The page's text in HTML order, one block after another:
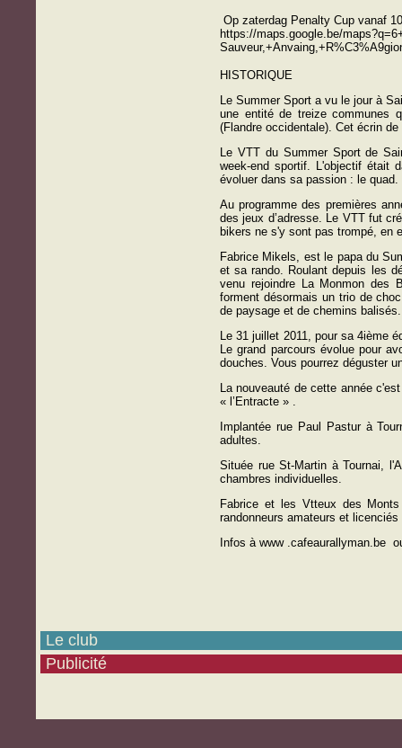
Op zaterdag Penalty Cup vanaf
https://maps.google.be/
HISTORIQUE
Le Summer Sport a vu le jour à
une entité de treize communes
(Flandre occidentale). Cet écrin
Le VTT du Summer Sport de
week-end sportif. L'objectif était
évoluer dans sa passion : le quad.
Au programme des premières
des jeux d’adresse. Le VTT fut
bikers ne s'y sont pas trompé, en
Fabrice Mikels, est le papa du
et sa rando. Roulant depuis les
venu rejoindre La Monmon des
forment désormais un trio de
de paysage et de chemins balisés.
Le 31 juillet 2011, pour sa 4ième
Le grand parcours évolue pour
douches. Vous pourrez déguster
La nouveauté de cette année
« l’Entracte » .
Implantée rue Paul Pastur à
adultes.
Située rue St-Martin à Tournai,
chambres individuelles.
Fabrice et les Vtteux des
randonneurs amateurs et
Infos à www .cafeaurallyman.be
Le club
Publicité